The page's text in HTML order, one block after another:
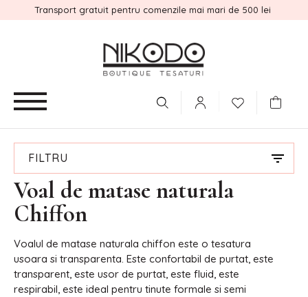
Transport gratuit pentru comenzile mai mari de 500 lei
FILTRU
Voal de matase naturala
Chiffon
Voalul de matase naturala chiffon este o tesatura
usoara si transparenta. Este confortabil de purtat, este
transparent, este usor de purtat, este fluid, este
respirabil, este ideal pentru tinute formale si semi